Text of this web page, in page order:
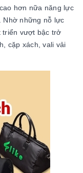
hơn nữa năng lực
Nhờ những nỗ lực
triển vượt bậc trở
cặp xách, vali vải